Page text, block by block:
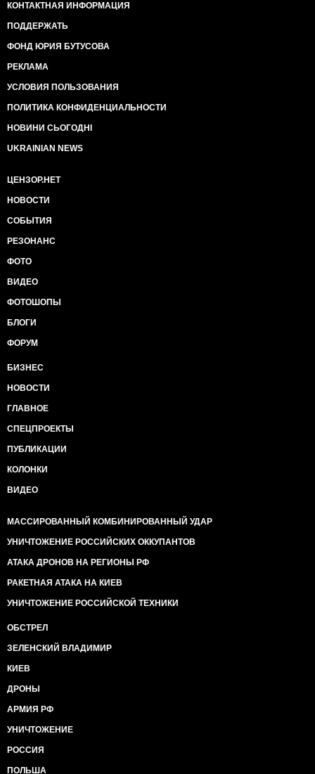
КОНТАКТНАЯ ИНФОРМАЦИЯ
ПОДДЕРЖАТЬ
ФОНД ЮРИЯ БУТУСОВА
РЕКЛАМА
УСЛОВИЯ ПОЛЬЗОВАНИЯ
ПОЛИТИКА КОНФИДЕНЦИАЛЬНОСТИ
НОВИНИ СЬОГОДНІ
UKRAINIAN NEWS
ЦЕНЗОР.НЕТ
НОВОСТИ
СОБЫТИЯ
РЕЗОНАНС
ФОТО
ВИДЕО
ФОТОШОПЫ
БЛОГИ
ФОРУМ
БИЗНЕС
НОВОСТИ
ГЛАВНОЕ
СПЕЦПРОЕКТЫ
ПУБЛИКАЦИИ
КОЛОНКИ
ВИДЕО
МАССИРОВАННЫЙ КОМБИНИРОВАННЫЙ УДАР
УНИЧТОЖЕНИЕ РОССИЙСКИХ ОККУПАНТОВ
АТАКА ДРОНОВ НА РЕГИОНЫ РФ
РАКЕТНАЯ АТАКА НА КИЕВ
УНИЧТОЖЕНИЕ РОССИЙСКОЙ ТЕХНИКИ
ОБСТРЕЛ
ЗЕЛЕНСКИЙ ВЛАДИМИР
КИЕВ
ДРОНЫ
АРМИЯ РФ
УНИЧТОЖЕНИЕ
РОССИЯ
ПОЛЬША